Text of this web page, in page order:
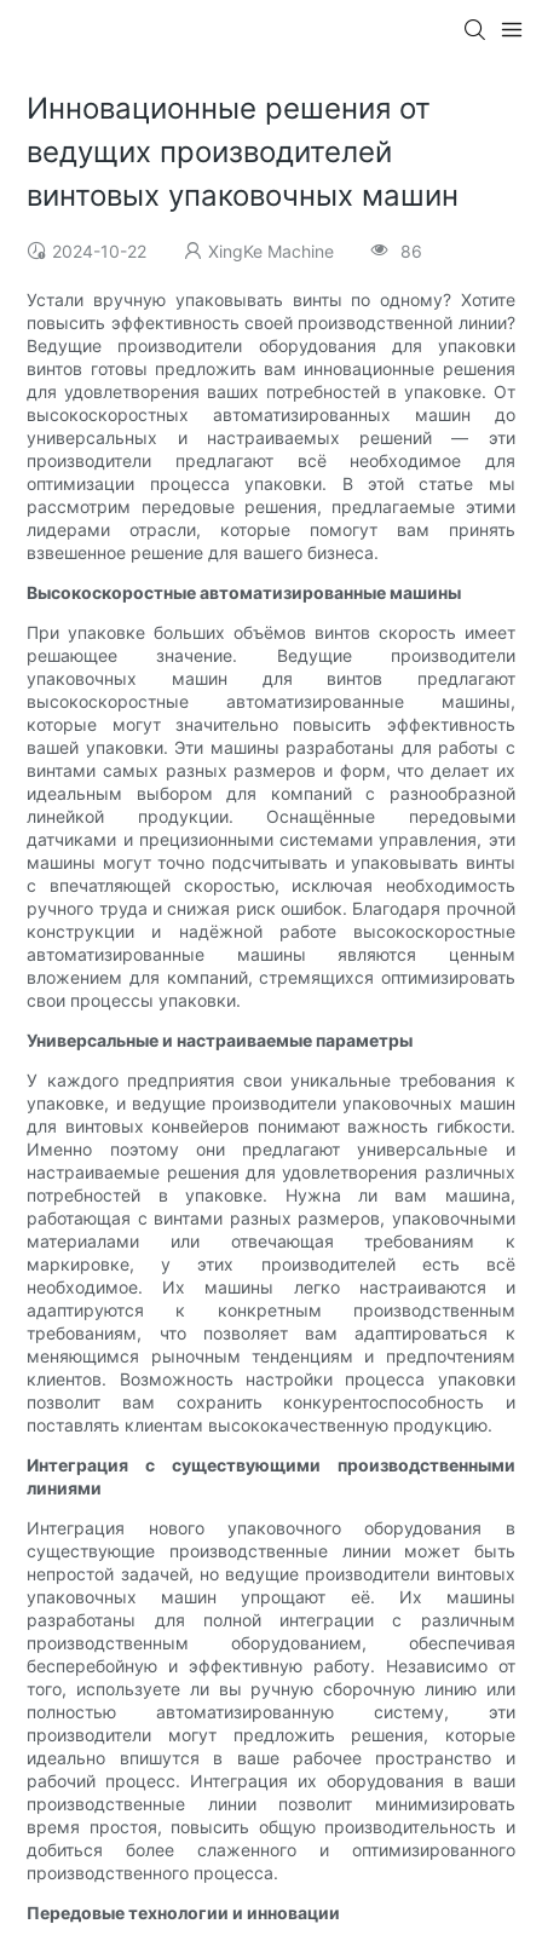
Инновационные решения от
ведущих производителей
винтовых упаковочных машин
2024-10-22 XingKe Machine 86
Устали вручную упаковывать винты по одному? Хотите
повысить эффективность своей производственной линии?
Ведущие производители оборудования для упаковки
винтов готовы предложить вам инновационные решения
для удовлетворения ваших потребностей в упаковке. От
высокоскоростных автоматизированных машин до
универсальных и настраиваемых решений — эти
производители предлагают всё необходимое для
оптимизации процесса упаковки. В этой статье мы
рассмотрим передовые решения, предлагаемые этими
лидерами отрасли, которые помогут вам принять
взвешенное решение для вашего бизнеса.
Высокоскоростные автоматизированные машины
При упаковке больших объёмов винтов скорость имеет
решающее значение. Ведущие производители
упаковочных машин для винтов предлагают
высокоскоростные автоматизированные машины,
которые могут значительно повысить эффективность
вашей упаковки. Эти машины разработаны для работы с
винтами самых разных размеров и форм, что делает их
идеальным выбором для компаний с разнообразной
линейкой продукции. Оснащённые передовыми
датчиками и прецизионными системами управления, эти
машины могут точно подсчитывать и упаковывать винты
с впечатляющей скоростью, исключая необходимость
ручного труда и снижая риск ошибок. Благодаря прочной
конструкции и надёжной работе высокоскоростные
автоматизированные машины являются ценным
вложением для компаний, стремящихся оптимизировать
свои процессы упаковки.
Универсальные и настраиваемые параметры
У каждого предприятия свои уникальные требования к
упаковке, и ведущие производители упаковочных машин
для винтовых конвейеров понимают важность гибкости.
Именно поэтому они предлагают универсальные и
настраиваемые решения для удовлетворения различных
потребностей в упаковке. Нужна ли вам машина,
работающая с винтами разных размеров, упаковочными
материалами или отвечающая требованиям к
маркировке, у этих производителей есть всё
необходимое. Их машины легко настраиваются и
адаптируются к конкретным производственным
требованиям, что позволяет вам адаптироваться к
меняющимся рыночным тенденциям и предпочтениям
клиентов. Возможность настройки процесса упаковки
позволит вам сохранить конкурентоспособность и
поставлять клиентам высококачественную продукцию.
Интеграция с существующими производственными
линиями
Интеграция нового упаковочного оборудования в
существующие производственные линии может быть
непростой задачей, но ведущие производители винтовых
упаковочных машин упрощают её. Их машины
разработаны для полной интеграции с различным
производственным оборудованием, обеспечивая
бесперебойную и эффективную работу. Независимо от
того, используете ли вы ручную сборочную линию или
полностью автоматизированную систему, эти
производители могут предложить решения, которые
идеально впишутся в ваше рабочее пространство и
рабочий процесс. Интеграция их оборудования в ваши
производственные линии позволит минимизировать
время простоя, повысить общую производительность и
добиться более слаженного и оптимизированного
производственного процесса.
Передовые технологии и инновации